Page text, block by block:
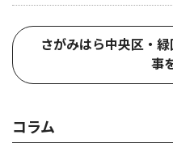
さがみはら中央区・
事
コラム